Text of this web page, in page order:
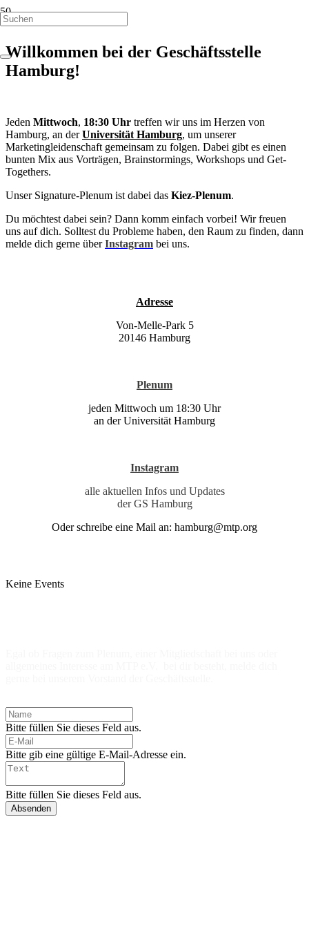
Willkommen bei der Geschäftsstelle
Hamburg!
Jeden Mittwoch, 18:30 Uhr treffen wir uns im Herzen von
Hamburg, an derUniversität Hamburg, um unserer
Marketingleidenschaft gemeinsam zu folgen. Dabei gibt es einen
bunten Mix aus Vorträgen, Brainstormings, Workshops und Get-
Togethers.
Unser Signature-Plenum ist dabei das Kiez-Plenum.
Du möchtest dabei sein? Dann komm einfach vorbei! Wir freuen
uns auf dich. Solltest du Probleme haben, den Raum zu finden, dann
melde dich gerne überInstagram bei uns.
Adresse
Von-Melle-Park 5
20146 Hamburg
Plenum
jeden Mittwoch um 18:30 Uhr
an der Universität Hamburg
Instagram
alle aktuellen Infos und Updates
der GS Hamburg
Oder schreibe eine Mail an: hamburg@mtp.org
Keine Events
Bitte füllen Sie dieses Feld aus.
Bitte gib eine gültige E-Mail-Adresse ein.
Bitte füllen Sie dieses Feld aus.
Absenden